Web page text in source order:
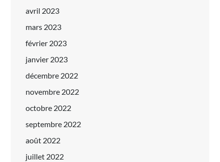
avril 2023
mars 2023
février 2023
janvier 2023
décembre 2022
novembre 2022
octobre 2022
septembre 2022
août 2022
juillet 2022